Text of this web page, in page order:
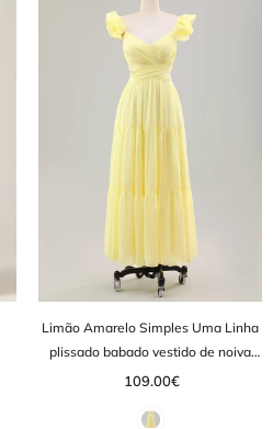
Limão Amarelo Simples Uma Linha
plissado babado vestido de noiva
convidado
109.00€